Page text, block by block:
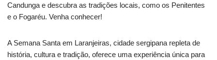
Candunga e descubra as tradições locais, como os Penitentes
e o Fogaréu. Venha conhecer!
A Semana Santa em Laranjeiras, cidade sergipana repleta de
história, cultura e tradição, oferece uma experiência única para